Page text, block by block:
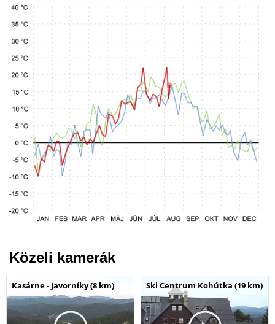
Közeli kamerák
Kasárne - Javorníky (8 km) Ski Centrum Kohútka (19 km)